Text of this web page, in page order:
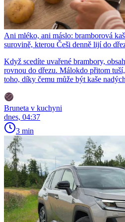
Ani mléko, ani máslo: bramborová
surovině, kterou Češi denně lijí do
Když scedíte uvařené brambory,
rovnou do dřezu. Málokdo přitom
toho, díky čemu může být kaše
Bruneta v kuchyni
dnes, 04:37
3 min